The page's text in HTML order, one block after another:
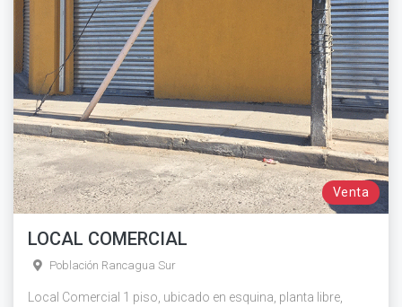
Venta
LOCAL COMERCIAL
Población Rancagua Sur
Local Comercial 1 piso, ubicado en esquina, planta libre,